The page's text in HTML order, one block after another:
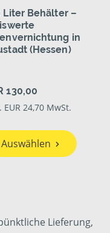
Liter Behälter –
in
(Hessen)
130,00
EUR 24,70 MwSt.
Auswählen
Lieferung,